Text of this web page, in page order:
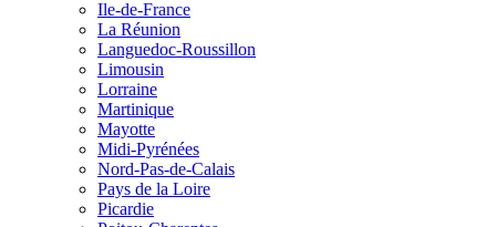
Ile-de-France
La Réunion
Languedoc-Roussillon
Limousin
Lorraine
Martinique
Mayotte
Midi-Pyrénées
Nord-Pas-de-Calais
Pays de la Loire
Picardie